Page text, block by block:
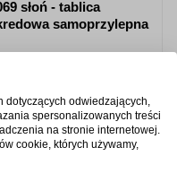
słoń - tablica
samoprzylepna
Zobacz produkt
dotyczących odwiedzających,
spersonalizowanych treści
na stronie internetowej.
cookie, których używamy,